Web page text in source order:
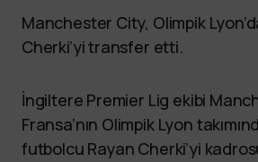
Manchester City, Olimpik
Cherki’yi transfer etti.
İngiltere Premier Lig ekibi
Fransa’nın Olimpik Lyon
futbolcu Rayan Cherki’yi